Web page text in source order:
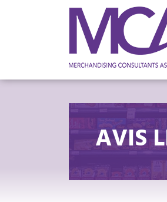
AVIS